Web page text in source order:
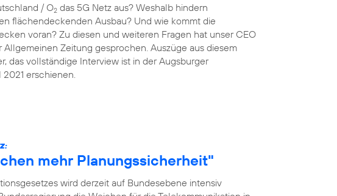
/ O2 das 5G Netz aus? Weshalb hindern
flächendeckenden Ausbau? Und wie kommt die
voran? Zu diesen und weiteren Fragen hat unser CEO
Allgemeinen Zeitung gesprochen. Auszüge aus diesem
das vollständige Interview ist in der Augsburger
2021 erschienen.
mehr Planungssicherheit"
wird derzeit auf Bundesebene intensiv